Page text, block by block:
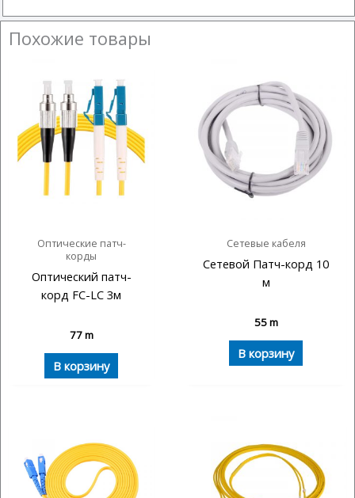
Похожие товары
Оптические патч-
корды
Оптический патч-
корд FC-LC 3м
77m
В корзину
Сетевые кабеля
Сетевой Патч-корд 10
м
55m
В корзину